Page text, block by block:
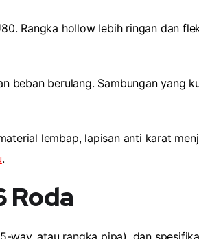
Rangka hollow lebih ringan dan
beban berulang. Sambungan yang
lembap, lapisan anti karat
.
Roda
way, atau rangka pipa), dan